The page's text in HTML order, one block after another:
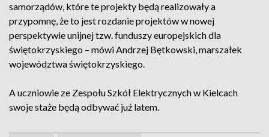
samorządów, które te projekty będą realizowały a
przypomnę, że to jest rozdanie projektów w nowej
perspektywie unijnej tzw. funduszy europejskich dla
świętokrzyskiego – mówi Andrzej Bętkowski, marszałek
województwa świętokrzyskiego.
A uczniowie ze Zespołu Szkół Elektrycznych w Kielcach
swoje staże będą odbywać już latem.